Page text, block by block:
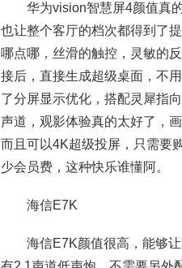
华为vision智慧屏4颜值真的
也让整个客厅的档次都得到了
哪点哪，丝滑的触控，灵敏的
接后，直接生成超级桌面，不
了分屏显示优化，搭配灵犀指
声道，观影体验真的太好了，
而且可以4K超级投屏，只需要
少会员费，这种快乐谁懂阿。
海信E7K
海信E7K颜值很高，能够让